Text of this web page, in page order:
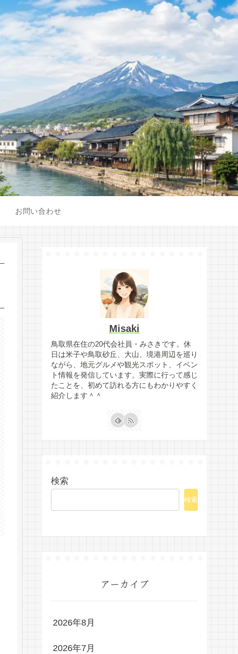
お問い合わせ
Misaki
鳥取県在住の20代会社員・みさきです。休
日は米子や鳥取砂丘、大山、境港周辺を巡り
ながら、地元グルメや観光スポット、イベン
ト情報を発信しています。実際に行って感じ
たことを、初めて訪れる方にもわかりやすく
紹介します＾＾
検索
検索
アーカイブ
2026年8月
2026年7月